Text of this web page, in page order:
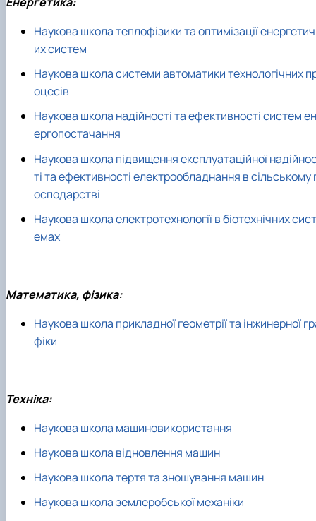
Наукова школа теплофізики та оптимізації
их систем
Наукова школа системи автоматики технологічних
оцесів
Наукова школа надійності та ефективності систем ен
ергопостачання
Наукова школа підвищення експлуатаційної
ті та ефективності електрообладнання в сільському
осподарстві
Наукова школа електротехнології в біотехнічних сист
емах
Математика, фізика:
Наукова школа прикладної геометрії та інжинерної
фіки
Техніка:
Наукова школа машиновикористання
Наукова школа відновлення машин
Наукова школа тертя та зношування машин
Наукова школа землеробської механіки